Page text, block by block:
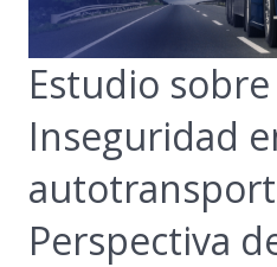
Estudio sobre
Inseguridad
Perspectiva